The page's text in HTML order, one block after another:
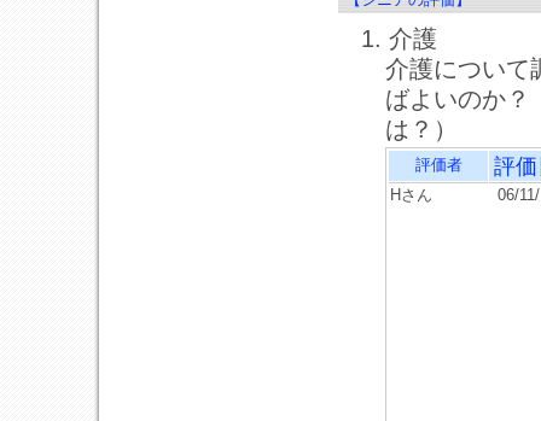
1. 介護
介護につい
ばよいのか
は？）
評価者 評
Hさん 06/